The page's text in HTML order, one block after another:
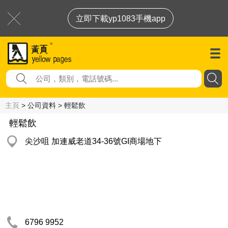
立即下載yp1083手機app
主頁 > 公司資料 > 輕鬆飲
輕鬆飲
尖沙咀 加連威老道34-36號GI商場地下
6796 9952